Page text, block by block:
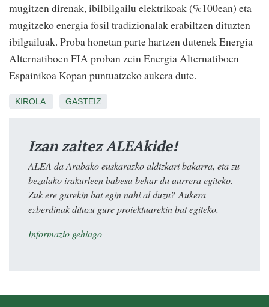
mugitzen direnak, ibilbilgailu elektrikoak (%100ean) eta
mugitzeko energia fosil tradizionalak erabiltzen dituzten
ibilgailuak. Proba honetan parte hartzen dutenek Energia
Alternatiboen FIA proban zein Energia Alternatiboen
Espainikoa Kopan puntuatzeko aukera dute.
KIROLA GASTEIZ
Izan zaitez ALEAkide!
ALEA da Arabako euskarazko aldizkari bakarra, eta zu
bezalako irakurleen babesa behar du aurrera egiteko.
Zuk ere gurekin bat egin nahi al duzu? Aukera
ezberdinak dituzu gure proiektuarekin bat egiteko.
Informazio gehiago